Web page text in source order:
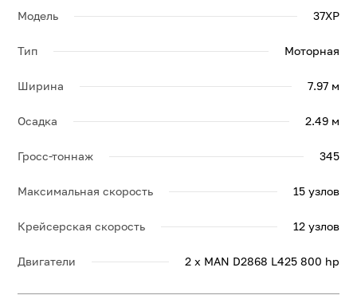
Модель 37XP
Тип Моторная
Ширина 7.97 м
Осадка 2.49 м
Гросс-тоннаж 345
Максимальная скорость 15 узлов
Крейсерская скорость 12 узлов
Двигатели 2 x MAN D2868 L425 800 hp